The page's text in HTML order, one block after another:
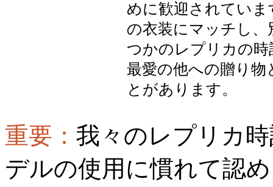
めに歓迎されてい
の衣装にマッチし
つかのレプリカの
最愛の他への贈り
とがあります。
重要： 我々のレプリカ
デルの使用に慣れて認